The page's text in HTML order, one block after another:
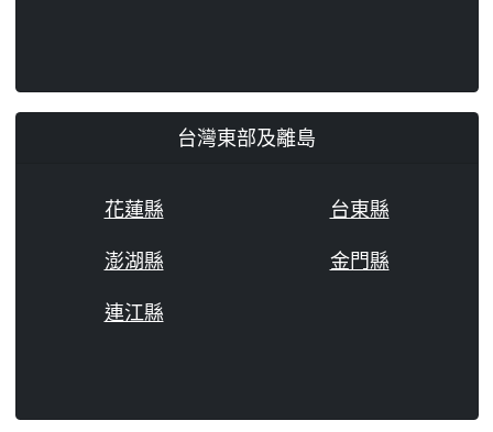
台灣東部及離島
花蓮縣
台東縣
澎湖縣
金門縣
連江縣